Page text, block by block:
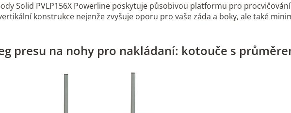
Solid PVLP156X Powerline poskytuje působivou platformu pro
konstrukce nejenže zvyšuje oporu pro vaše záda a boky, ale také
presu na nohy pro nakládaní: kotouče s